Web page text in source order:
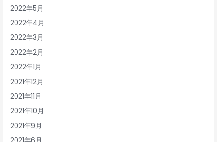
2022年5月
2022年4月
2022年3月
2022年2月
2022年1月
2021年12月
2021年11月
2021年10月
2021年9月